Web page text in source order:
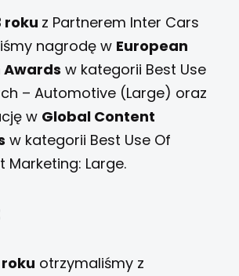
roku z Partnerem Inter Cars
nagrodę w European
Awards w kategorii Best Use
– Automotive (Large) oraz
w Global Content
w kategorii Best Use Of
Marketing: Large.
roku otrzymaliśmy z